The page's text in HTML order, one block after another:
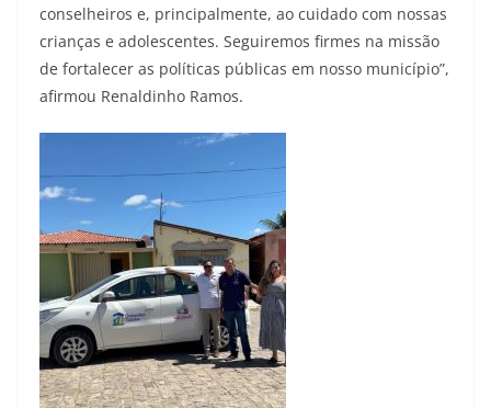
conselheiros e, principalmente, ao cuidado com nossas
crianças e adolescentes. Seguiremos firmes na missão
de fortalecer as políticas públicas em nosso município”,
afirmou Renaldinho Ramos.